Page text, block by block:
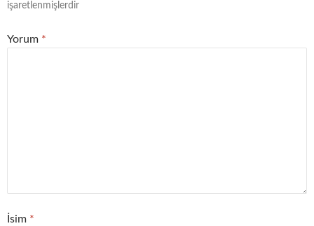
işaretlenmişlerdir
Yorum *
İsim *